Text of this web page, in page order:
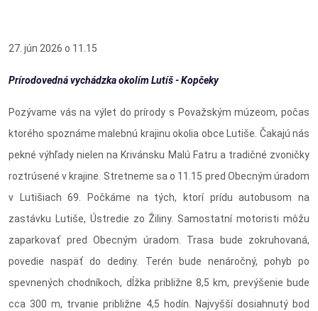
27. jún 2026 o 11.15
Prírodovedná vychádzka okolím Lutíš - Kopčeky
Pozývame vás na výlet do prírody s Považským múzeom, počas
ktorého spoznáme malebnú krajinu okolia obce Lutiše. Čakajú nás
pekné výhľady nielen na Krivánsku Malú Fatru a tradičné zvoničky
roztrúsené v krajine. Stretneme sa o 11.15 pred Obecným úradom
v Lutišiach 69. Počkáme na tých, ktorí prídu autobusom na
zastávku Lutiše, Ústredie zo Žiliny. Samostatní motoristi môžu
zaparkovať pred Obecným úradom. Trasa bude zokruhovaná,
povedie naspäť do dediny. Terén bude nenáročný, pohyb po
spevnených chodníkoch, dĺžka približne 8,5 km, prevýšenie bude
cca 300 m, trvanie približne 4,5 hodín. Najvyšší dosiahnutý bod